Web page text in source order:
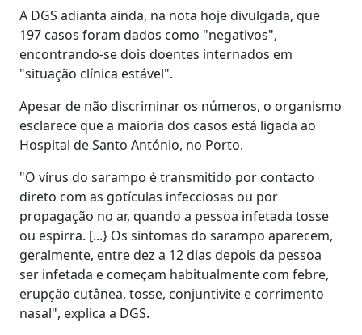
A DGS adianta ainda, na nota hoje divulgada, que
197 casos foram dados como "negativos",
encontrando-se dois doentes internados em
"situação clínica estável".
Apesar de não discriminar os números, o organismo
esclarece que a maioria dos casos está ligada ao
Hospital de Santo António, no Porto.
"O vírus do sarampo é transmitido por contacto
direto com as gotículas infecciosas ou por
propagação no ar, quando a pessoa infetada tosse
ou espirra. [...} Os sintomas do sarampo aparecem,
geralmente, entre dez a 12 dias depois da pessoa
ser infetada e começam habitualmente com febre,
erupção cutânea, tosse, conjuntivite e corrimento
nasal", explica a DGS.